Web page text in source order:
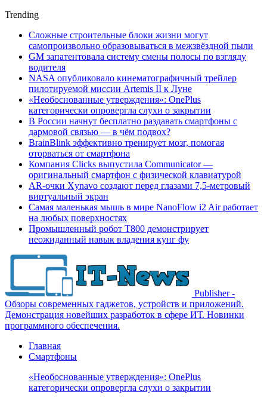
Trending
Сложные строительные блоки жизни могут
самопроизвольно образовываться в межзвёздной пыли
GM запатентовала систему смены полосы по взгляду
водителя
NASA опубликовало кинематографичный трейлер
пилотируемой миссии Artemis II к Луне
«Необоснованные утверждения»: OnePlus
категорически опровергла слухи о закрытии
В России начнут бесплатно раздавать смартфоны с
дармовой связью — в чём подвох?
BrainBlink эффективно тренирует мозг, помогая
оторваться от смартфона
Компания Clicks выпустила Communicator —
оригинальный смартфон с физической клавиатурой
AR-очки Xynavo создают перед глазами 7,5-метровый
виртуальный экран
Самая маленькая мышь в мире NanoFlow i2 Air работает
на любых поверхностях
Промышленный робот Т800 демонстрирует
неожиданный навык владения кунг фу
Publisher -
Обзоры современных гаджетов, устройств и приложений.
Демонстрация новейших разработок в сфере ИТ. Новинки
программного обеспечения.
Главная
Смартфоны
«Необоснованные утверждения»: OnePlus
категорически опровергла слухи о закрытии